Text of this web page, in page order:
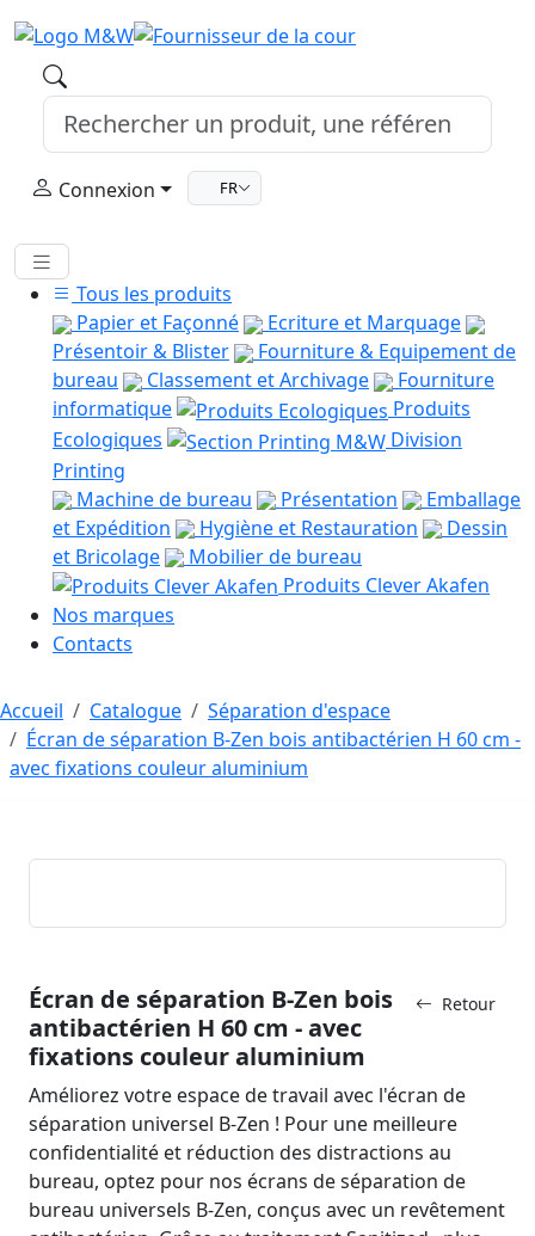
Connexion FR
Tous les produits
Papier et Façonné
Ecriture et Marquage
Présentoir & Blister
Fourniture & Equipement de
bureau
Classement et Archivage
Fourniture
informatique
Produits
Ecologiques
Division
Printing
Machine de bureau
Présentation
Emballage
et Expédition
Hygiène et Restauration
Dessin
et Bricolage
Mobilier de bureau
Produits Clever Akafen
Nos marques
Contacts
Accueil Catalogue
Séparation d'espace
Écran de séparation B-Zen bois antibactérien H 60 cm -
avec fixations couleur aluminium
Retour
Écran de séparation B-Zen bois
antibactérien H 60 cm - avec
fixations couleur aluminium
Améliorez votre espace de travail avec l'écran de
séparation universel B-Zen ! Pour une meilleure
confidentialité et réduction des distractions au
bureau, optez pour nos écrans de séparation de
bureau universels B-Zen, conçus avec un revêtement